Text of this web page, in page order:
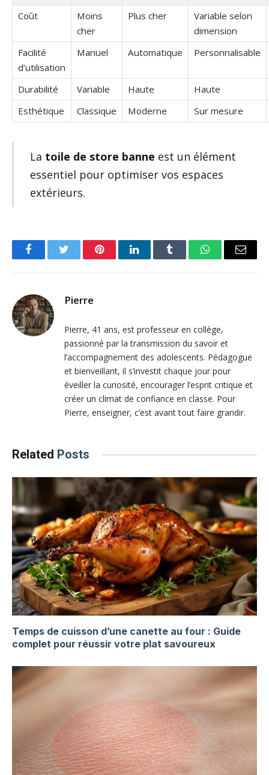
Coût
Moins
cher
Plus cher
Variable selon
dimension
Facilité
d’utilisation
Manuel Automatique Personnalisable
Durabilité Variable Haute
Haute
Esthétique
Classique Moderne Sur mesure
La toile de store banne est un élément
essentiel pour optimiser vos espaces
extérieurs.
FacebookTwitter PinterestLinkedInTumblr WhatsAppEmail
Pierre
Pierre, 41 ans, est professeur en collège,
passionné par la transmission du savoir et
l’accompagnement des adolescents. Pédagogue
et bienveillant, il s’investit chaque jour pour
éveiller la curiosité, encourager l’esprit critique et
créer un climat de confiance en classe. Pour
Pierre, enseigner, c’est avant tout faire grandir.
Related Posts
Temps de cuisson d’une canette au four : Guide
complet pour réussir votre plat savoureux